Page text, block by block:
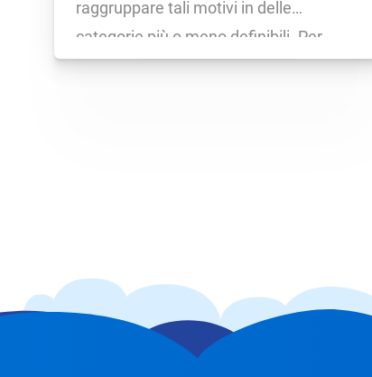
raggruppare tali motivi in delle
categorie più o meno definibili. Per
saperne di più puoi leggere questo